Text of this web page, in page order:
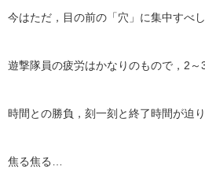
今はただ，目の前の「穴」に集中すべし
遊撃隊員の疲労はかなりのもので，2～
時間との勝負，刻一刻と終了時間が迫り
焦る焦る…